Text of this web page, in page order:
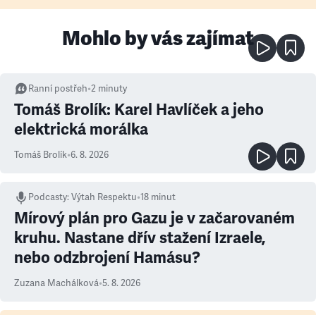
Mohlo by vás zajímat
Ranní postřeh•2 minuty
Tomáš Brolík: Karel Havlíček a jeho
elektrická morálka
Tomáš Brolík•6. 8. 2026
Podcasty:Výtah Respektu•18 minut
Mírový plán pro Gazu je v začarovaném
kruhu. Nastane dřív stažení Izraele,
nebo odzbrojení Hamásu?
Zuzana Machálková•5. 8. 2026